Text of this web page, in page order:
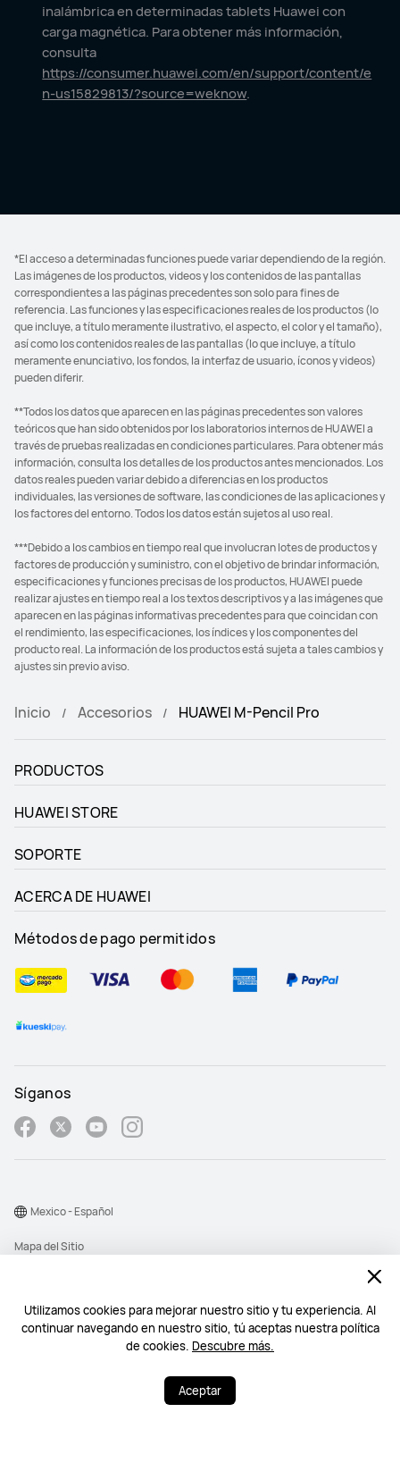
Utilizamos cookies para mejorar nuestro sitio y tu experiencia. Al
continuar navegando en nuestro sitio, tú aceptas nuestra política
de cookies. Descubre más.
Aceptar
inalámbrica en determinadas tablets Huawei con
carga magnética. Para obtener más información,
consulta
https://consumer.huawei.com/en/support/content/e
n-us15829813/?source=weknow
*El acceso a determinadas funciones puede variar dependiendo de la región.
Las imágenes de los productos, videos y los contenidos de las pantallas
correspondientes a las páginas precedentes son solo para fines de
referencia. Las funciones y las especificaciones reales de los productos (lo
que incluye, a título meramente ilustrativo, el aspecto, el color y el tamaño),
así como los contenidos reales de las pantallas (lo que incluye, a título
meramente enunciativo, los fondos, la interfaz de usuario, íconos y videos)
pueden diferir.
**Todos los datos que aparecen en las páginas precedentes son valores
teóricos que han sido obtenidos por los laboratorios internos de HUAWEI a
través de pruebas realizadas en condiciones particulares. Para obtener más
información, consulta los detalles de los productos antes mencionados. Los
datos reales pueden variar debido a diferencias en los productos
individuales, las versiones de software, las condiciones de las aplicaciones y
los factores del entorno. Todos los datos están sujetos al uso real.
***Debido a los cambios en tiempo real que involucran lotes de productos y
factores de producción y suministro, con el objetivo de brindar información,
especificaciones y funciones precisas de los productos, HUAWEI puede
realizar ajustes en tiempo real a los textos descriptivos y a las imágenes que
aparecen en las páginas informativas precedentes para que coincidan con
el rendimiento, las especificaciones, los índices y los componentes del
producto real. La información de los productos está sujeta a tales cambios y
ajustes sin previo aviso.
Inicio Accesorios HUAWEI M-Pencil Pro
PRODUCTOS
HUAWEI STORE
SOPORTE
ACERCA DE HUAWEI
Métodos de pago permitidos
Síganos
©2026 Huawei Device Co., Ltd. All rights reserved.
Mapa del Sitio
Declaración de privacidad
Mexico - Español